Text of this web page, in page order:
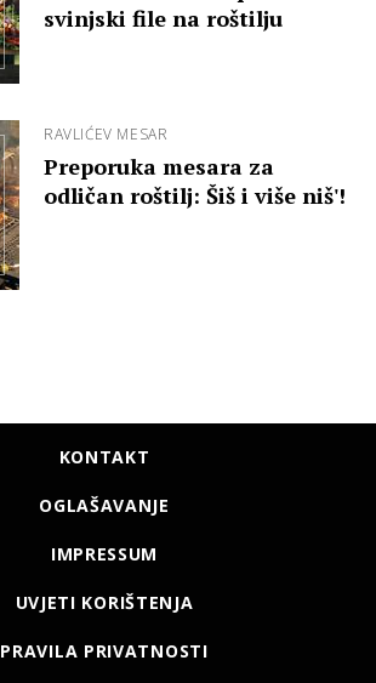
svinjski file na roštilju
RAVLIĆEV MESAR
Preporuka mesara za
odličan roštilj: Šiš i više niš'!
KONTAKT
OGLAŠAVANJE
IMPRESSUM
UVJETI KORIŠTENJA
PRAVILA PRIVATNOSTI